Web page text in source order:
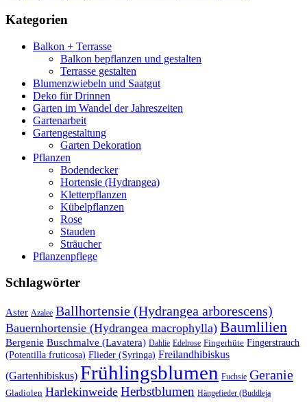
Kategorien
Balkon + Terrasse
Balkon bepflanzen und gestalten
Terrasse gestalten
Blumenzwiebeln und Saatgut
Deko für Drinnen
Garten im Wandel der Jahreszeiten
Gartenarbeit
Gartengestaltung
Garten Dekoration
Pflanzen
Bodendecker
Hortensie (Hydrangea)
Kletterpflanzen
Kübelpflanzen
Rose
Stauden
Sträucher
Pflanzenpflege
Schlagwörter
Aster Azalee Ballhortensie (Hydrangea arborescens)
Bauernhortensie (Hydrangea macrophylla) Baumlilien
Bergenie Buschmalve (Lavatera) Dahlie Edelrose Fingerhüte Fingerstrauch
(Potentilla fruticosa) Flieder (Syringa) Freilandhibiskus
(Gartenhibiskus) Frühlingsblumen Fuchsie Geranie
Gladiolen Harlekinweide Herbstblumen Hängefieder (Buddleja